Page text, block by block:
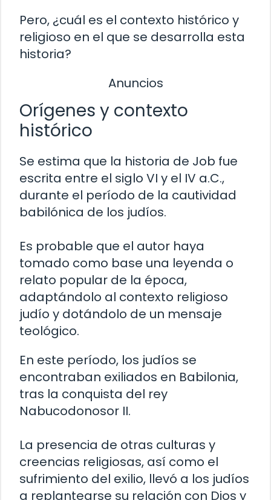
Pero, ¿cuál es el contexto histórico y
religioso en el que se desarrolla esta
historia?
Anuncios
Orígenes y contexto
histórico
Se estima que la historia de Job fue
escrita entre el siglo VI y el IV a.C.,
durante el período de la cautividad
babilónica de los judíos.
Es probable que el autor haya
tomado como base una leyenda o
relato popular de la época,
adaptándolo al contexto religioso
judío y dotándolo de un mensaje
teológico.
En este período, los judíos se
encontraban exiliados en Babilonia,
tras la conquista del rey
Nabucodonosor II.
La presencia de otras culturas y
creencias religiosas, así como el
sufrimiento del exilio, llevó a los judíos
a replantearse su relación con Dios y